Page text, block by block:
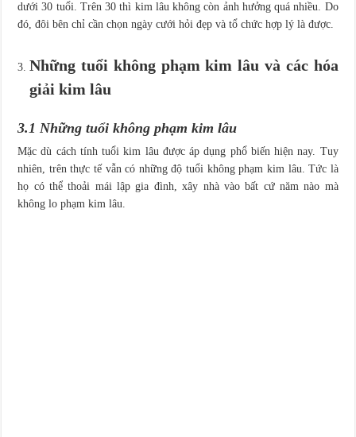
dưới 30 tuổi. Trên 30 thì kim lâu không còn ảnh hưởng quá nhiều. Do
đó, đôi bên chỉ cần chọn ngày cưới hỏi đẹp và tổ chức hợp lý là được.
Những tuổi không phạm kim lâu và các hóa
giải kim lâu
3.1 Những tuổi không phạm kim lâu
Mặc dù cách tính tuổi kim lâu được áp dụng phổ biến hiện nay. Tuy
nhiên, trên thực tế vẫn có những độ tuổi không phạm kim lâu. Tức là
họ có thể thoải mái lập gia đình, xây nhà vào bất cứ năm nào mà
không lo phạm kim lâu.